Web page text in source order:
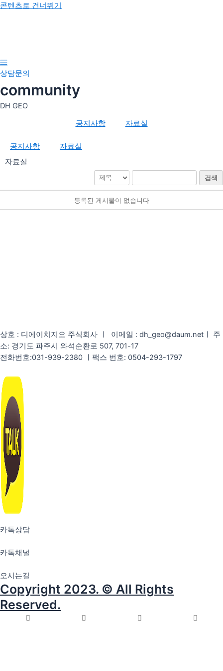
콘텐츠로 건너뛰기
인사말
비전 및 이념
공지사항
상담문의
community
DH GEO
공지사항
자료실
공지사항 자료실
자료실
검색
등록된 게시물이 없습니다
상호 : 디에이치지오 주식회사 ㅣ 이메일 : dh_geo@daum.netㅣ 주
소: 경기도 파주시 와석순환로 507, 701-17
전화번호:031-939-2380 ㅣ팩스 번호: 0504-293-1797
카톡상담
카톡채널
오시는길
Copyright 2023. © All Rights
Reserved.